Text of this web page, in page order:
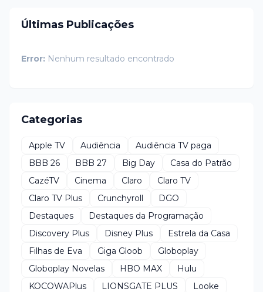
Últimas Publicações
Error: Nenhum resultado encontrado
Categorias
Apple TV Audiência
Audiência TV paga
BBB 26
BBB 27 Big Day
Casa do Patrão
CazéTV
Cinema Claro
Claro TV
Claro TV Plus
Crunchyroll
DGO
Destaques
Destaques da Programação
Discovery Plus
Disney Plus
Estrela da Casa
Filhas de Eva
Giga Gloob
Globoplay
Globoplay Novelas
HBO MAX
Hulu
KOCOWAPlus
LIONSGATE PLUS
Looke